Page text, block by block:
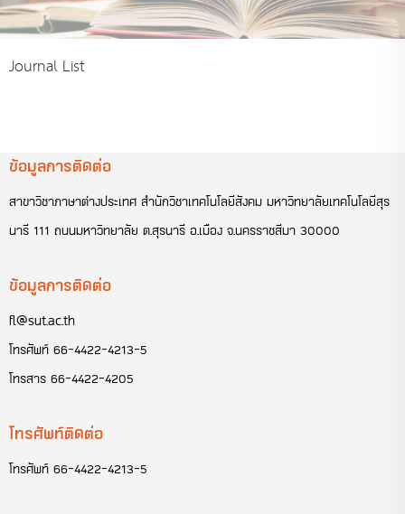
Journal List
ข้อมูลการติดต่อ
สาขาวิชาภาษาต่างประเทศ สำนักวิชาเทคโนโลยีสังคม มหาวิทยาลัยเทคโนโลยีสุร
นารี 111 ถนนมหาวิทยาลัย ต.สุรนารี อ.เมือง จ.นครราชสีมา 30000
ข้อมูลการติดต่อ
fl@sut.ac.th
โทรศัพท์ 66-4422-4213-5
โทรสาร 66-4422-4205
โทรศัพท์ติดต่อ
โทรศัพท์ 66-4422-4213-5